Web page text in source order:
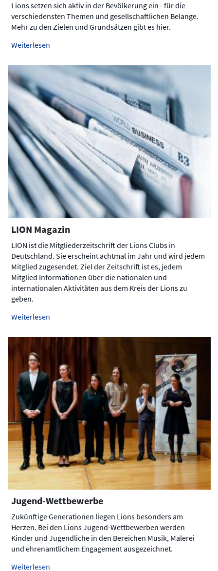
Lions setzen sich aktiv in der Bevölkerung ein - für die
verschiedensten Themen und gesellschaftlichen Belange.
Mehr zu den Zielen und Grundsätzen gibt es hier.
Weiterlesen
LION Magazin
LION ist die Mitgliederzeitschrift der Lions Clubs in
Deutschland. Sie erscheint achtmal im Jahr und wird jedem
Mitglied zugesendet. Ziel der Zeitschrift ist es, jedem
Mitglied Informationen über die nationalen und
internationalen Aktivitäten aus dem Kreis der Lions zu
geben.
Weiterlesen
Jugend-Wettbewerbe
Zukünftige Generationen liegen Lions besonders am
Herzen. Bei den Lions Jugend-Wettbewerben werden
Kinder und Jugendliche in den Bereichen Musik, Malerei
und ehrenamtlichem Engagement ausgezeichnet.
Weiterlesen